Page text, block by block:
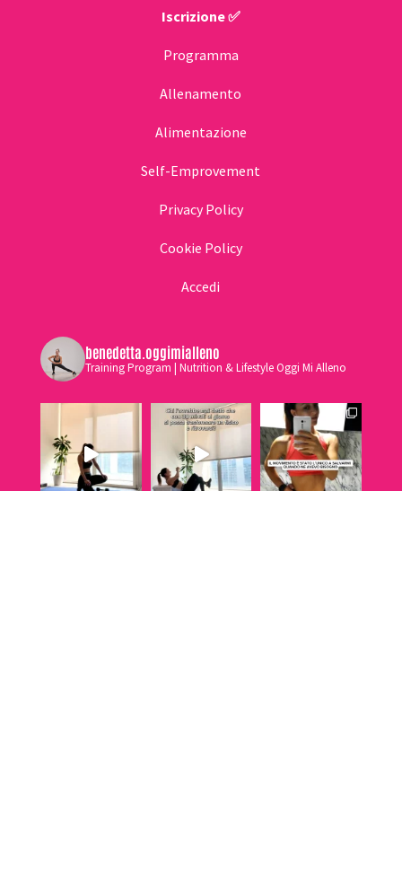
Iscrizione ✅
Programma
Allenamento
Alimentazione
Self-Emprovement
Privacy Policy
Cookie Policy
Accedi
benedetta.oggimialleno
Training Program | Nutrition & Lifestyle Oggi Mi Alleno